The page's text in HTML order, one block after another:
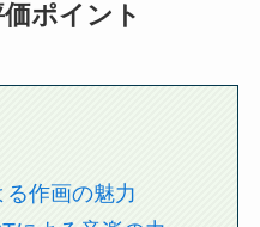
ポイント
作画の魅力